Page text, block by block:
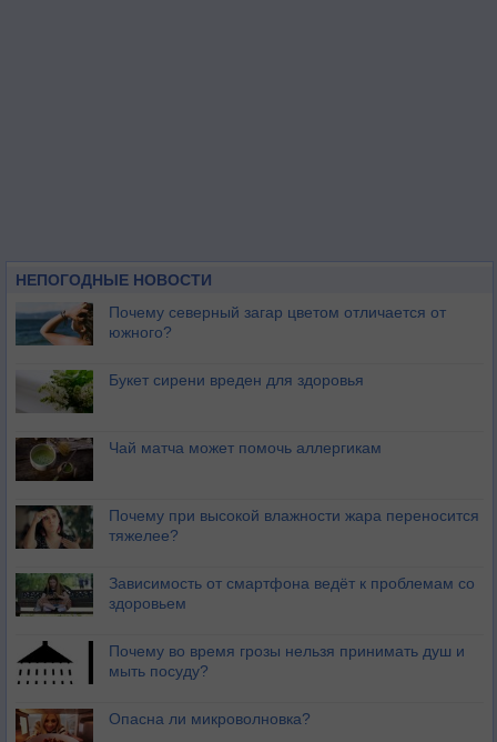
НЕПОГОДНЫЕ НОВОСТИ
Почему северный загар цветом отличается от
южного?
Букет сирени вреден для здоровья
Чай матча может помочь аллергикам
Почему при высокой влажности жара переносится
тяжелее?
Зависимость от смартфона ведёт к проблемам со
здоровьем
Почему во время грозы нельзя принимать душ и
мыть посуду?
Опасна ли микроволновка?